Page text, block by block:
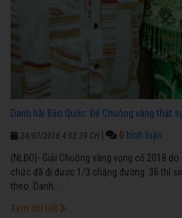
Danh hài Bảo Quốc: Để Chuông vàng thật
24/07/2018 4:03:39 CH 0 bình luận
(NLĐO)- Giải Chuông vàng vọng cổ 2018
chức đã đi được 1/3 chặng đường. 36 thí
theo. Danh...
Xem chi tiết